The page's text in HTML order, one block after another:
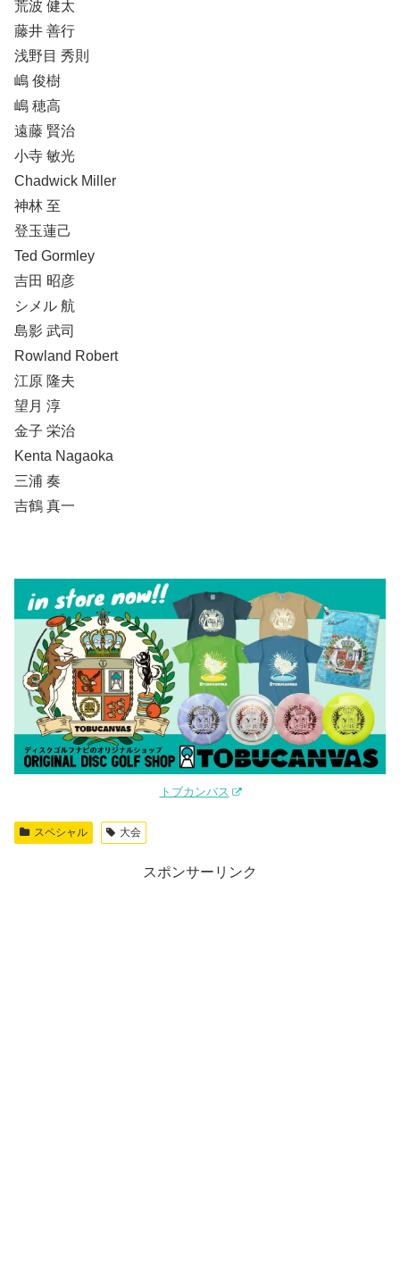
荒波 健太
藤井 善行
浅野目 秀則
嶋 俊樹
嶋 穂高
遠藤 賢治
小寺 敏光
Chadwick Miller
神林 至
登玉蓮己
Ted Gormley
吉田 昭彦
シメル 航
島影 武司
Rowland Robert
江原 隆夫
望月 淳
金子 栄治
Kenta Nagaoka
三浦 奏
吉鶴 真一
トブカンバス
スペシャル 大会
スポンサーリンク